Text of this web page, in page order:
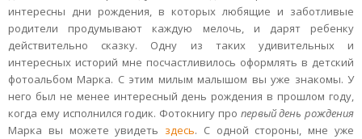
интересны дни рождения, в которых любящие и заботливые
родители продумывают каждую мелочь, и дарят ребенку
действительно сказку. Одну из таких удивительных и
интересных историй мне посчастливилось оформлять в детский
фотоальбом Марка. С этим милым малышом вы уже знакомы. У
него был не менее интересный день рождения в прошлом году,
когда ему исполнился годик. Фотокнигу про первый день рождения
Марка вы можете увидеть здесь. С одной стороны, мне уже